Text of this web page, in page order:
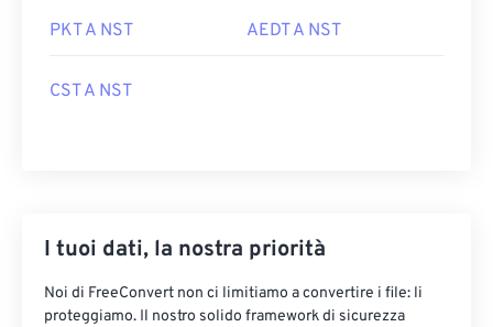
PKT A NST AEDT A NST
CST A NST
I tuoi dati, la nostra priorità
Noi di FreeConvert non ci limitiamo a convertire i file: li
proteggiamo. Il nostro solido framework di sicurezza